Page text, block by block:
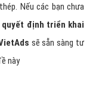
Nếu các bạn chưa
quyết định triển khai
sẽ sẵn sàng tư
này